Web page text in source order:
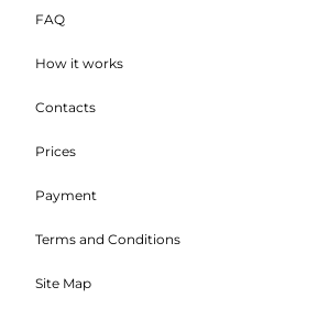
FAQ
How it works
Contacts
Prices
Payment
Terms and Conditions
Site Map